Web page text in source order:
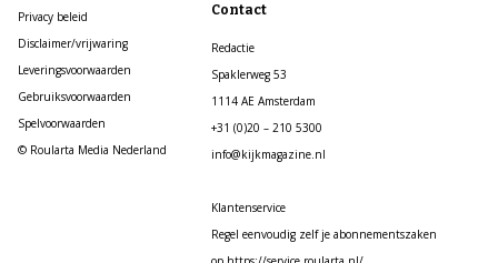
Privacy beleid
Disclaimer/vrijwaring
Leveringsvoorwaarden
Gebruiksvoorwaarden
Spelvoorwaarden
© Roularta Media Nederland
Contact
Redactie
Spaklerweg 53
1114 AE Amsterdam
+31 (0)20 – 210 5300
info@kijkmagazine.nl
Klantenservice
Regel eenvoudig zelf je abonnementszaken